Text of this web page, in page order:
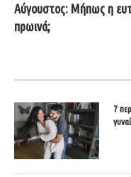
Αύγουστος: Μήπως η
πρωινά;
7